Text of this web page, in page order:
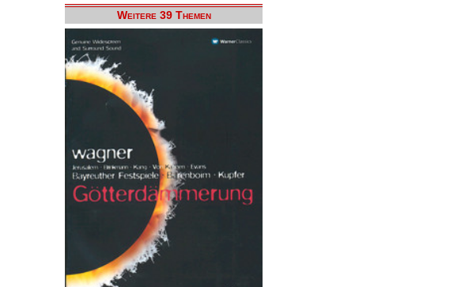
Weitere 39 Themen